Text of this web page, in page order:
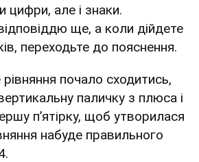
цифри, але і знаки.
ще, а коли дійдете
переходьте до пояснення.
почало сходитись,
паличку з плюса і
п’ятірку, щоб утворилася
набуде правильного